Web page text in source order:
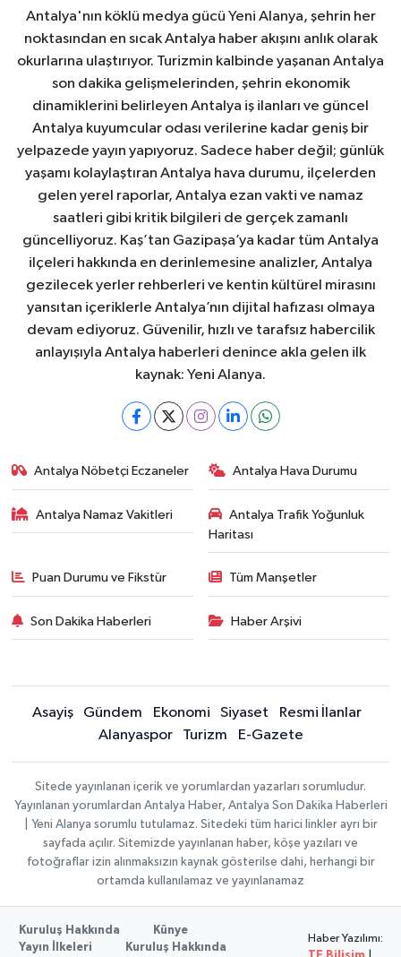
Antalya'nın köklü medya gücü Yeni Alanya, şehrin her
noktasından en sıcak Antalya haber akışını anlık olarak
okurlarına ulaştırıyor. Turizmin kalbinde yaşanan Antalya
son dakika gelişmelerinden, şehrin ekonomik
dinamiklerini belirleyen Antalya iş ilanları ve güncel
Antalya kuyumcular odası verilerine kadar geniş bir
yelpazede yayın yapıyoruz. Sadece haber değil; günlük
yaşamı kolaylaştıran Antalya hava durumu, ilçelerden
gelen yerel raporlar, Antalya ezan vakti ve namaz
saatleri gibi kritik bilgileri de gerçek zamanlı
güncelliyoruz. Kaş’tan Gazipaşa’ya kadar tüm Antalya
ilçeleri hakkında en derinlemesine analizler, Antalya
gezilecek yerler rehberleri ve kentin kültürel mirasını
yansıtan içeriklerle Antalya’nın dijital hafızası olmaya
devam ediyoruz. Güvenilir, hızlı ve tarafsız habercilik
anlayışıyla Antalya haberleri denince akla gelen ilk
kaynak: Yeni Alanya.
Antalya Nöbetçi Eczaneler Antalya Hava Durumu
Antalya Namaz Vakitleri
Antalya Trafik Yoğunluk
Haritası
Puan Durumu ve Fikstür Tüm Manşetler
Son Dakika Haberleri Haber Arşivi
Asayiş Gündem Ekonomi Siyaset
Resmi İlanlar
Alanyaspor
Turizm E-Gazete
Sitede yayınlanan içerik ve yorumlardan yazarları sorumludur.
Yayınlanan yorumlardan Antalya Haber, Antalya Son Dakika Haberleri
| Yeni Alanya sorumlu tutulamaz. Sitedeki tüm harici linkler ayrı bir
sayfada açılır. Sitemizde yayınlanan haber, köşe yazıları ve
fotoğraflar izin alınmaksızın kaynak gösterilse dahi, herhangi bir
ortamda kullanılamaz ve yayınlanamaz
Kuruluş Hakkında
Künye
Yayın İlkeleri
Kuruluş Hakkında
Haber Yazılımı: